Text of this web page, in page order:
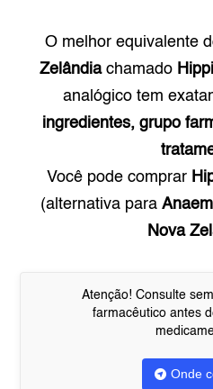
O melhor equivalente
Zelândiachamado
analógico tem
ingredientes, grupo
Você pode comprar
(alternativa para
Nova
Atenção! Consulte
farmacêutico antes
Onde